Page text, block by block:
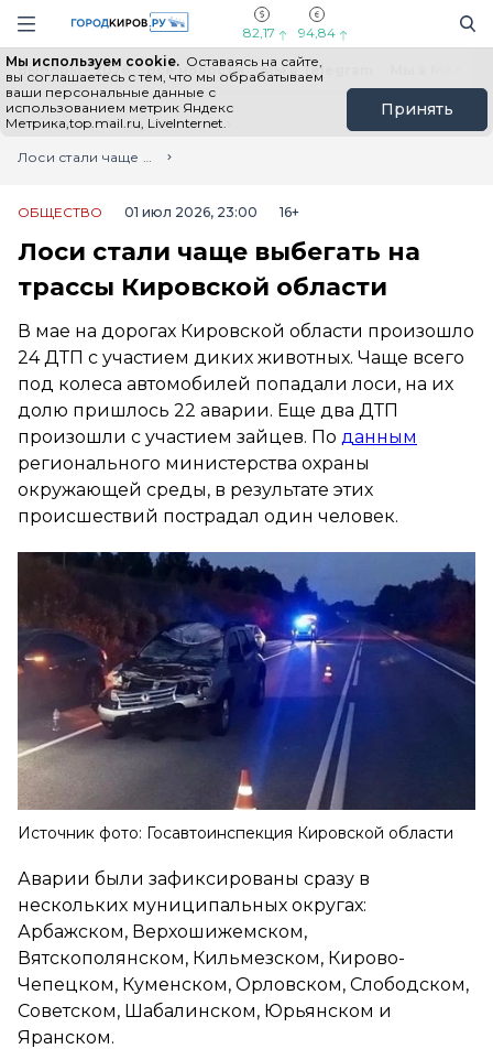
Навигация сайта
82,17 94,84
Мы используем cookie. Оставаясь на сайте,
вы соглашаетесь с тем, что мы обрабатываем
ваши персональные данные с
использованием метрик Яндекс
Метрика,top.mail.ru, LiveInternet.
Принять
Выборы - 2026 Все новости Мы в Telegram
Главная
Лента новостей
Лоси стали чаще выбегать на трассы Кировской области
ОБЩЕСТВО 01 июл 2026, 23:00 16+
Лоси стали чаще выбегать на
трассы Кировской области
В мае на дорогах Кировской области произошло
24 ДТП с участием диких животных. Чаще всего
под колеса автомобилей попадали лоси, на их
долю пришлось 22 аварии. Еще два ДТП
произошли с участием зайцев. По данным
регионального министерства охраны
окружающей среды, в результате этих
происшествий пострадал один человек.
Источник фото: Госавтоинспекция Кировской области
Аварии были зафиксированы сразу в
нескольких муниципальных округах:
Арбажском, Верхошижемском,
Вятскополянском, Кильмезском, Кирово-
Чепецком, Куменском, Орловском, Слободском,
Советском, Шабалинском, Юрьянском и
Яранском.